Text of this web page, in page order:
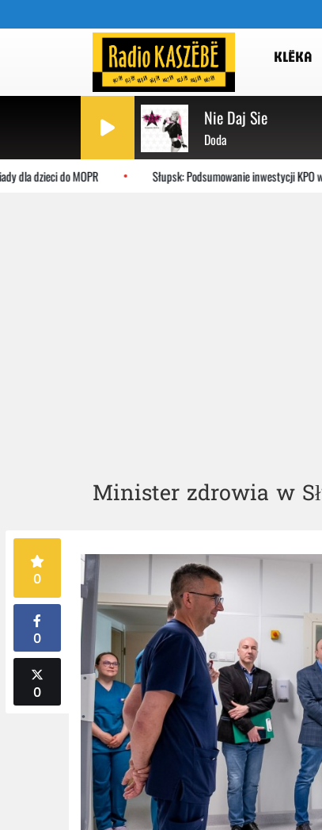
KLËKA
Nie Daj Sie
Doda
dzieci do MOPR Słupsk: Podsumowanie inwestycji KPO w
Minister zdrowia w
0
0
0